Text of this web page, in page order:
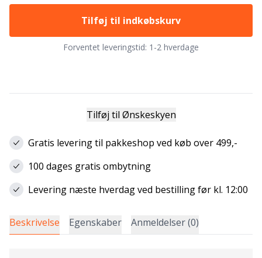
Tilføj til indkøbskurv
Forventet leveringstid: 1-2 hverdage
Tilføj til Ønskeskyen
Gratis levering til pakkeshop ved køb over 499,-
100 dages gratis ombytning
Levering næste hverdag ved bestilling før kl. 12:00
Beskrivelse Egenskaber Anmeldelser (0)